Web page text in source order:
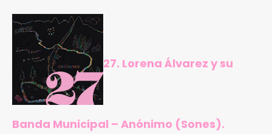
27. Lorena Álvarez y su
Banda Municipal – Anónimo (Sones).